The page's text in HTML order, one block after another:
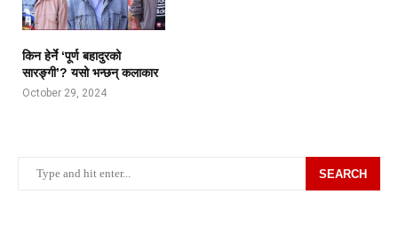
किन हेर्ने ‘पूर्ण बहादुरको
सारङ्गी’? यसो भन्छन् कलाकार
October 29, 2024
SEARCH